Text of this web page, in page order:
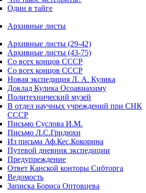
Один в тайге
Архивные листы
Архивные листы (29-42)
Архивные листы (43-75)
Со всех концов СССР
Со всех концов СССР
Новая экспедиция Л. А. Кулика
Доклад Кулика Осоавиахиму
Политехнический музей
В отдел научных учреждений при СНК
СССР
Письмо Суслова И.М.
Письмо Л.С.Гридюхи
Из письма Аф.Кес.Кокорина
Путевой дневник экспедиции
Предупреждение
Ответ Канской конторы Сибторга
Ведомость
Записка Бориса Оптовцева